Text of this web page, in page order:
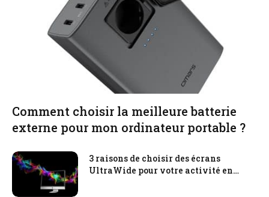
Comment choisir la meilleure batterie
externe pour mon ordinateur portable ?
3 raisons de choisir des écrans
UltraWide pour votre activité en